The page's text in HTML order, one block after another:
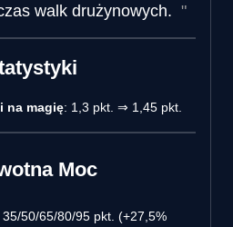
walk drużynowych.
na magię: 1,3 pkt. ⇒ 1,45 pkt.
Moc
35/50/65/80/95 pkt. (+27,5%